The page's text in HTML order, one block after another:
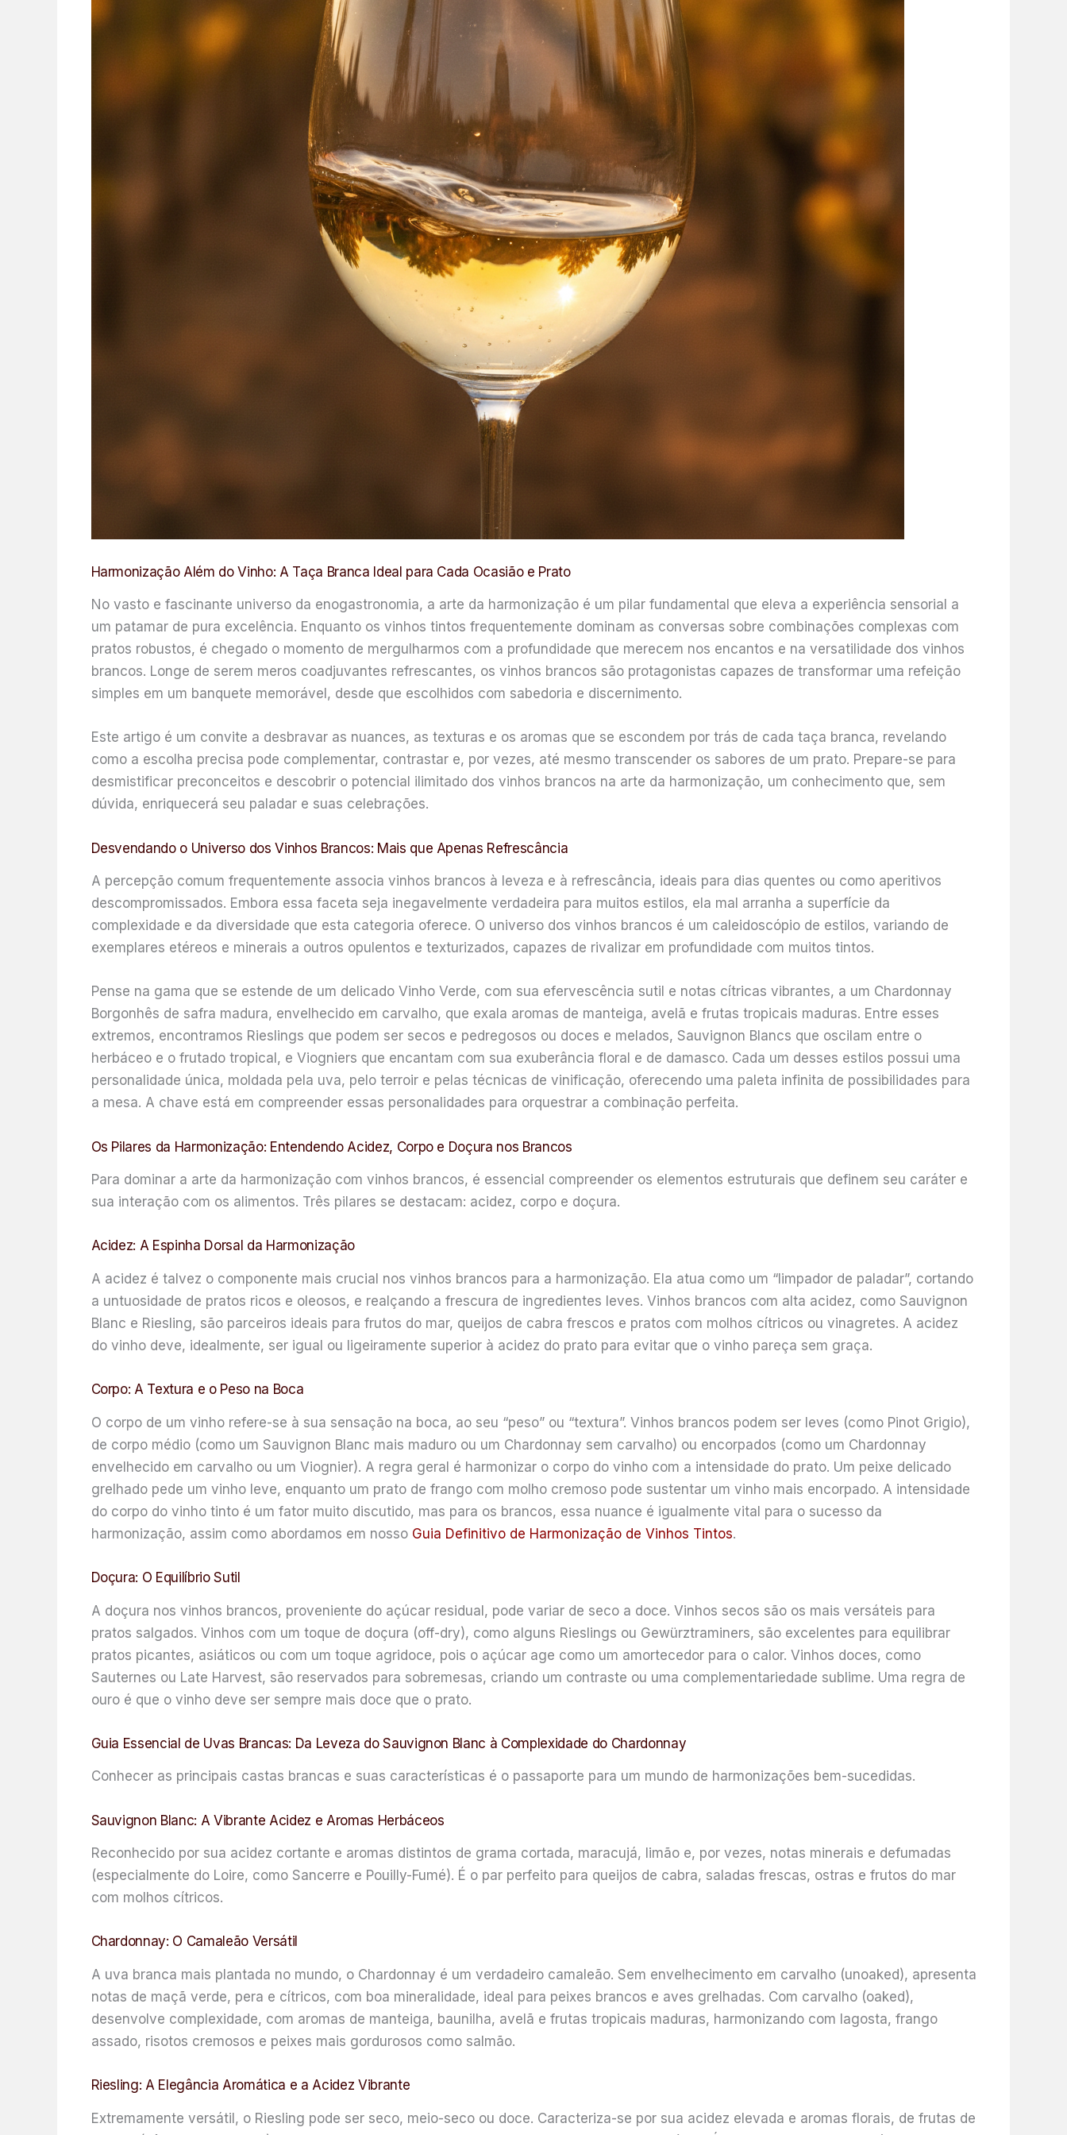
Harmonização Além do Vinho: A Taça Branca Ideal para Cada Ocasião e Prato
No vasto e fascinante universo da enogastronomia, a arte da harmonização é um pilar fundamental que eleva a experiência sensorial a
um patamar de pura excelência. Enquanto os vinhos tintos frequentemente dominam as conversas sobre combinações complexas com
pratos robustos, é chegado o momento de mergulharmos com a profundidade que merecem nos encantos e na versatilidade dos vinhos
brancos. Longe de serem meros coadjuvantes refrescantes, os vinhos brancos são protagonistas capazes de transformar uma refeição
simples em um banquete memorável, desde que escolhidos com sabedoria e discernimento.
Este artigo é um convite a desbravar as nuances, as texturas e os aromas que se escondem por trás de cada taça branca, revelando
como a escolha precisa pode complementar, contrastar e, por vezes, até mesmo transcender os sabores de um prato. Prepare-se para
desmistificar preconceitos e descobrir o potencial ilimitado dos vinhos brancos na arte da harmonização, um conhecimento que, sem
dúvida, enriquecerá seu paladar e suas celebrações.
Desvendando o Universo dos Vinhos Brancos: Mais que Apenas Refrescância
A percepção comum frequentemente associa vinhos brancos à leveza e à refrescância, ideais para dias quentes ou como aperitivos
descompromissados. Embora essa faceta seja inegavelmente verdadeira para muitos estilos, ela mal arranha a superfície da
complexidade e da diversidade que esta categoria oferece. O universo dos vinhos brancos é um caleidoscópio de estilos, variando de
exemplares etéreos e minerais a outros opulentos e texturizados, capazes de rivalizar em profundidade com muitos tintos.
Pense na gama que se estende de um delicado Vinho Verde, com sua efervescência sutil e notas cítricas vibrantes, a um Chardonnay
Borgonhês de safra madura, envelhecido em carvalho, que exala aromas de manteiga, avelã e frutas tropicais maduras. Entre esses
extremos, encontramos Rieslings que podem ser secos e pedregosos ou doces e melados, Sauvignon Blancs que oscilam entre o
herbáceo e o frutado tropical, e Viogniers que encantam com sua exuberância floral e de damasco. Cada um desses estilos possui uma
personalidade única, moldada pela uva, pelo terroir e pelas técnicas de vinificação, oferecendo uma paleta infinita de possibilidades para
a mesa. A chave está em compreender essas personalidades para orquestrar a combinação perfeita.
Os Pilares da Harmonização: Entendendo Acidez, Corpo e Doçura nos Brancos
Para dominar a arte da harmonização com vinhos brancos, é essencial compreender os elementos estruturais que definem seu caráter e
sua interação com os alimentos. Três pilares se destacam: acidez, corpo e doçura.
Acidez: A Espinha Dorsal da Harmonização
A acidez é talvez o componente mais crucial nos vinhos brancos para a harmonização. Ela atua como um “limpador de paladar”, cortando
a untuosidade de pratos ricos e oleosos, e realçando a frescura de ingredientes leves. Vinhos brancos com alta acidez, como Sauvignon
Blanc e Riesling, são parceiros ideais para frutos do mar, queijos de cabra frescos e pratos com molhos cítricos ou vinagretes. A acidez
do vinho deve, idealmente, ser igual ou ligeiramente superior à acidez do prato para evitar que o vinho pareça sem graça.
Corpo: A Textura e o Peso na Boca
O corpo de um vinho refere-se à sua sensação na boca, ao seu “peso” ou “textura”. Vinhos brancos podem ser leves (como Pinot Grigio),
de corpo médio (como um Sauvignon Blanc mais maduro ou um Chardonnay sem carvalho) ou encorpados (como um Chardonnay
envelhecido em carvalho ou um Viognier). A regra geral é harmonizar o corpo do vinho com a intensidade do prato. Um peixe delicado
grelhado pede um vinho leve, enquanto um prato de frango com molho cremoso pode sustentar um vinho mais encorpado. A intensidade
do corpo do vinho tinto é um fator muito discutido, mas para os brancos, essa nuance é igualmente vital para o sucesso da
harmonização, assim como abordamos em nosso Guia Definitivo de Harmonização de Vinhos Tintos.
Doçura: O Equilíbrio Sutil
A doçura nos vinhos brancos, proveniente do açúcar residual, pode variar de seco a doce. Vinhos secos são os mais versáteis para
pratos salgados. Vinhos com um toque de doçura (off-dry), como alguns Rieslings ou Gewürztraminers, são excelentes para equilibrar
pratos picantes, asiáticos ou com um toque agridoce, pois o açúcar age como um amortecedor para o calor. Vinhos doces, como
Sauternes ou Late Harvest, são reservados para sobremesas, criando um contraste ou uma complementariedade sublime. Uma regra de
ouro é que o vinho deve ser sempre mais doce que o prato.
Guia Essencial de Uvas Brancas: Da Leveza do Sauvignon Blanc à Complexidade do Chardonnay
Conhecer as principais castas brancas e suas características é o passaporte para um mundo de harmonizações bem-sucedidas.
Sauvignon Blanc: A Vibrante Acidez e Aromas Herbáceos
Reconhecido por sua acidez cortante e aromas distintos de grama cortada, maracujá, limão e, por vezes, notas minerais e defumadas
(especialmente do Loire, como Sancerre e Pouilly-Fumé). É o par perfeito para queijos de cabra, saladas frescas, ostras e frutos do mar
com molhos cítricos.
Chardonnay: O Camaleão Versátil
A uva branca mais plantada no mundo, o Chardonnay é um verdadeiro camaleão. Sem envelhecimento em carvalho (unoaked), apresenta
notas de maçã verde, pera e cítricos, com boa mineralidade, ideal para peixes brancos e aves grelhadas. Com carvalho (oaked),
desenvolve complexidade, com aromas de manteiga, baunilha, avelã e frutas tropicais maduras, harmonizando com lagosta, frango
assado, risotos cremosos e peixes mais gordurosos como salmão.
Riesling: A Elegância Aromática e a Acidez Vibrante
Extremamente versátil, o Riesling pode ser seco, meio-seco ou doce. Caracteriza-se por sua acidez elevada e aromas florais, de frutas de